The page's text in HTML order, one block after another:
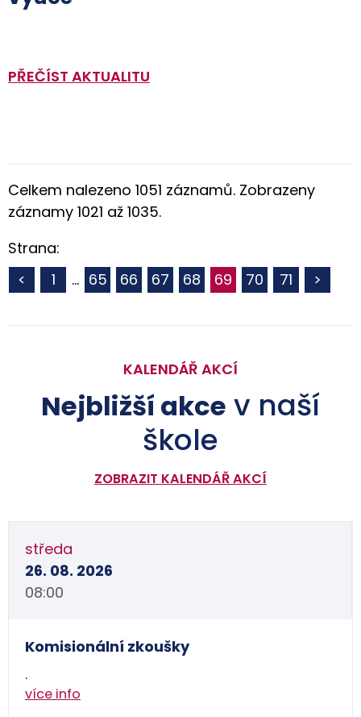
PŘEČÍST AKTUALITU
Celkem nalezeno 1051 záznamů. Zobrazeny
záznamy 1021 až 1035.
Strana:
<
1 … 65 66 67 68 69 70 71 >
KALENDÁŘ AKCÍ
Nejbližší akce v naší
škole
ZOBRAZIT KALENDÁŘ AKCÍ
středa
26. 08. 2026
08:00
Komisionální zkoušky
.
více info